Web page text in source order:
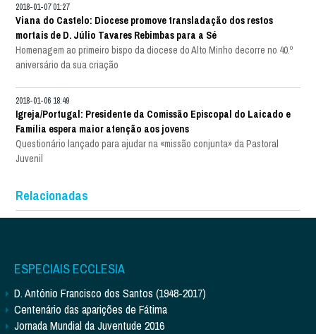
2018-01-07 01:27
Viana do Castelo: Diocese promove transladação dos restos
mortais de D. Júlio Tavares Rebimbas para a Sé
Homenagem ao primeiro bispo da diocese do Alto Minho decorre no 40.º
aniversário da sua criação
2018-01-06 18:49
Igreja/Portugal: Presidente da Comissão Episcopal do Laicado e
Família espera maior atenção aos jovens
Questionário lançado para ajudar na «missão conjunta» da Pastoral
Juvenil
Relacionadas
ESPECIAIS ECCLESIA
D. António Francisco dos Santos (1948-2017)
Centenário das aparições de Fátima
Jornada Mundial da Juventude 2016